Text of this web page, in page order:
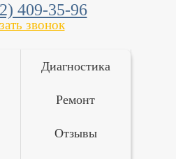
409-35-96
звонок
Диагностика
Ремонт
Отзывы